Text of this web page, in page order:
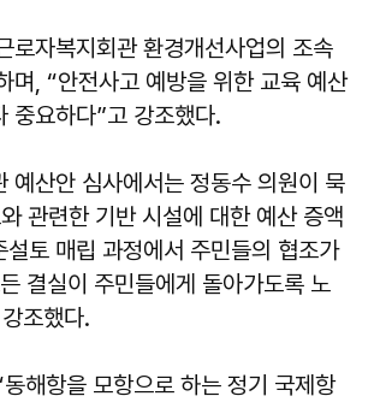
로자복지회관 환경개선사업의 조속
며, “안전사고 예방을 위한 교육 예산
중요하다”고 강조했다.
예산안 심사에서는 정동수 의원이 묵
관련한 기반 시설에 대한 예산 증액
토 매립 과정에서 주민들의 협조가
결실이 주민들에게 돌아가도록 노
조했다.
해항을 모항으로 하는 정기 국제항